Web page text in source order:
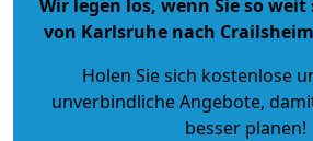
Wir legen los, wenn Sie so
von Karlsruhe nach
Holen Sie sich kostenlose
unverbindliche Angebote,
besser planen!